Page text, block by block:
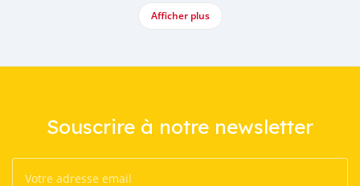
Afficher plus
Souscrire à notre newsletter